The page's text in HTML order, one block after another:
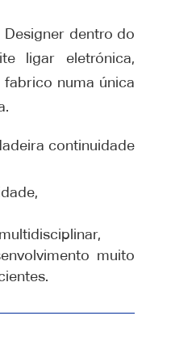
dentro do
ligar eletrónica,
numa única
continuidade
muito